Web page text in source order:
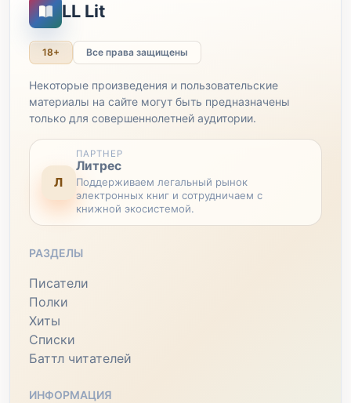
LL Lit
18+ Все права защищены
Некоторые произведения и пользовательские
материалы на сайте могут быть предназначены
только для совершеннолетней аудитории.
Л
ПАРТНЕР
Литрес
Поддерживаем легальный рынок
электронных книг и сотрудничаем с
книжной экосистемой.
РАЗДЕЛЫ
Писатели
Полки
Хиты
Списки
Баттл читателей
ИНФОРМАЦИЯ